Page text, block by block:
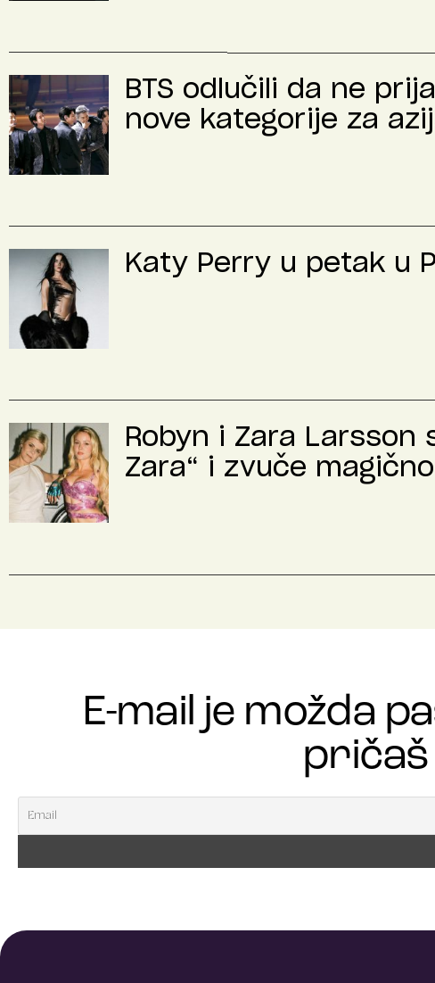
BTS odlučili da ne
nove kategorije za
Katy Perry u petak u
Robyn i Zara Larsson
Zara“ i zvuče magično
E-mail je možda
pričaš